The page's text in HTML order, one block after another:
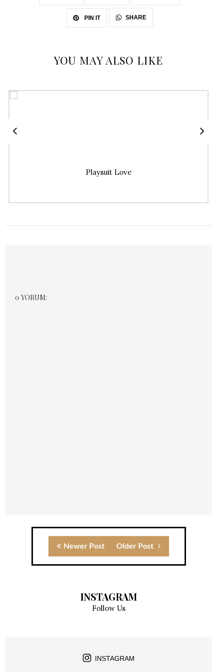
PIN IT SHARE
YOU MAY ALSO LIKE
Playsuit Love
0 YORUM:
Newer Post Older Post
INSTAGRAM
Follow Us
INSTAGRAM